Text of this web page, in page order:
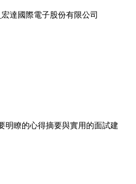
達國際電子股份有限公司
明瞭的心得摘要與實用的面試建